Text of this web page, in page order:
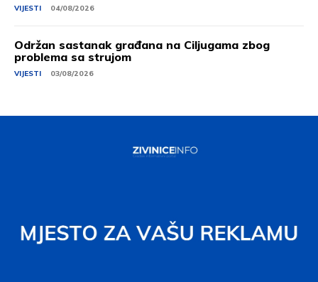
VIJESTI 04/08/2026
Održan sastanak građana na Ciljugama zbog
problema sa strujom
VIJESTI 03/08/2026